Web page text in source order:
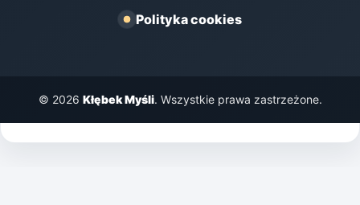
Polityka cookies
© 2026 Kłębek Myśli. Wszystkie prawa zastrzeżone.